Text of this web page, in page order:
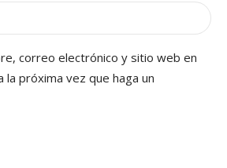
correo electrónico y sitio web en
próxima vez que haga un